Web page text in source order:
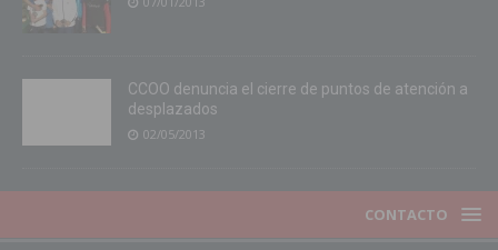
CCOO denuncia el cierre de puntos de atención a
desplazados
02/05/2013
CONTACTO